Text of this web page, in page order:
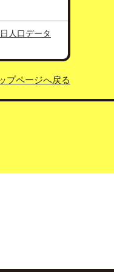
人口データ
プページへ戻る